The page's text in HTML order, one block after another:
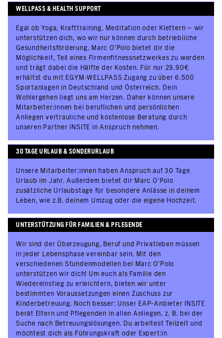
WELLPASS & HEALTH SUPPORT
Egal ob Yoga, Krafttraining, Meditation oder Klettern – wir
unterstützen dich, wo wir nur können durch betriebliche
Gesundheitsförderung. Marc O'Polo bietet dir die
Möglichkeit, Teil eines Firmenfitnessnetzwerkes zu werden
und trägt dabei die Hälfte der Kosten. Für nur 29,90€
erhältst du mit EGYM-WELLPASS Zugang zu über 6.500
Sportanlagen in Deutschland und Österreich. Dein
Wohlergehen liegt uns am Herzen. Daher können unsere
Mitarbeiter:innen bei beruflichen und persönlichen
Anliegen vertrauliche und kostenlose Beratung durch
unseren Partner INSITE in Anspruch nehmen.
30 TAGE URLAUB & SONDERURLAUB
Unsere Mitarbeiter:innen haben Anspruch auf 30 Tage
Urlaub im Jahr. Außerdem bietet dir Marc O’Polo
zusätzliche Urlaubstage für besondere Anlässe in deinem
Leben, wie z.B. deinem Umzug oder die eigene Hochzeit.
UNTERSTÜTZUNG FÜR FAMILIEN & PFLEGENDE
Wir sind der Überzeugung, Beruf und Privatleben müssen
in jeder Lebensphase vereinbar sein. Mit den
verschiedenen Stundenmodellen bei Marc O’Polo
unterstützen wir dich! Um euch als Familie den
Wiedereinstieg zu erleichtern, bieten wir unter
bestimmten Voraussetzungen einen Zuschuss zur
Kinderbetreuung. Noch besser: Unser EAP-Anbieter INSITE
berät Eltern und Pflegenden in allen Anliegen, z. B. bei der
Suche nach Betreuungslösungen. Du arbeitest Teilzeit und
möchtest dich als Führungskraft oder Expert:in